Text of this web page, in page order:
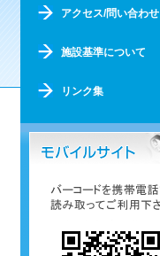
アクセス/問い合わせ
施設基準について
リンク集